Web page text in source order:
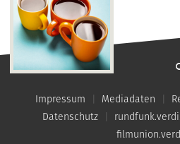
MMM - Menschen machen
Impressum Mediadaten
Datenschutz